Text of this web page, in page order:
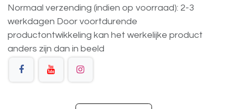
Normaal verzending (indien op voorraad): 2-3
werkdagen Door voortdurende
productontwikkeling kan het werkelijke product
anders zijn dan in beeld